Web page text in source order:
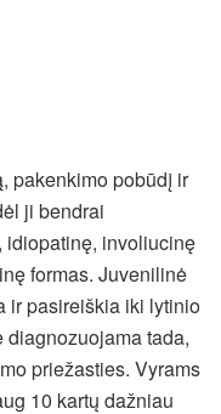
pakenkimo pobūdį ir
ji bendrai
idiopatinę, involiucinę
formas. Juvenilinė
ir pasireiškia iki lytinio
tada,
priežasties. Vyrams
10 kartų dažniau